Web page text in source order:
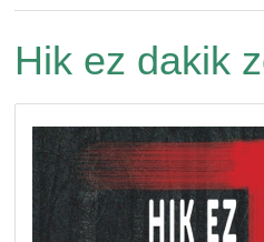
Hik ez dakik